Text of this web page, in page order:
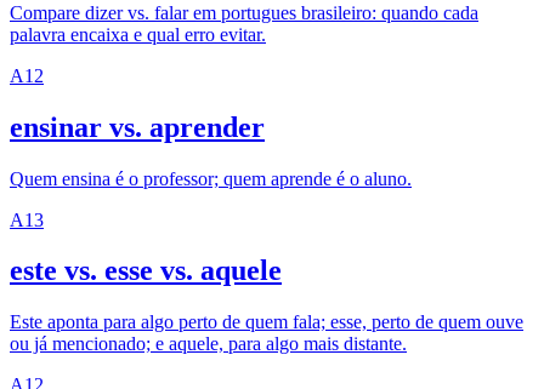
Compare dizer vs. falar em portugues brasileiro: quando cada
palavra encaixa e qual erro evitar.
A1 2
ensinar vs. aprender
Quem ensina é o professor; quem aprende é o aluno.
A13
este vs. esse vs. aquele
Este aponta para algo perto de quem fala; esse, perto de quem ouve
ou já mencionado; e aquele, para algo mais distante.